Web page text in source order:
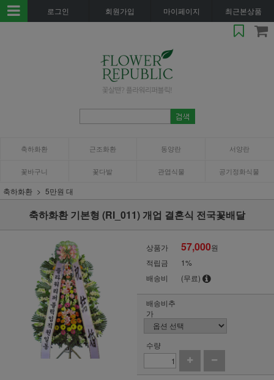
로그인 회원가입 마이페이지 최근본상품
축하화환 근조화환 동양란 서양란
꽃바구니 꽃다발 관엽식물 공기정화식물
축하화환 5만원 대
축하화환 기본형 (RI_011) 개업 결혼식 전국꽃배달
상품가 57,000원
적립금
1%
배송비
(무료)
배송비추
가
수량